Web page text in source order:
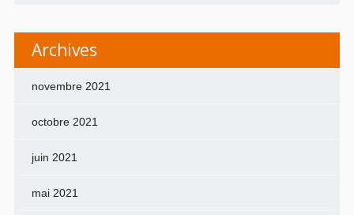
Archives
novembre 2021
octobre 2021
juin 2021
mai 2021